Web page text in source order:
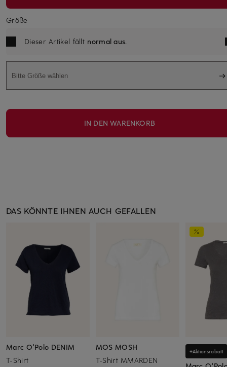
Größe
Dieser Artikel fällt normal aus.
Bitte Größe wählen
IN DEN WARENKORB
DAS KÖNNTE IHNEN AUCH GEFALLEN
Marc O'Polo DENIM
T-Shirt
MOS MOSH
T-Shirt MMARDEN
+Aktionsrabatt